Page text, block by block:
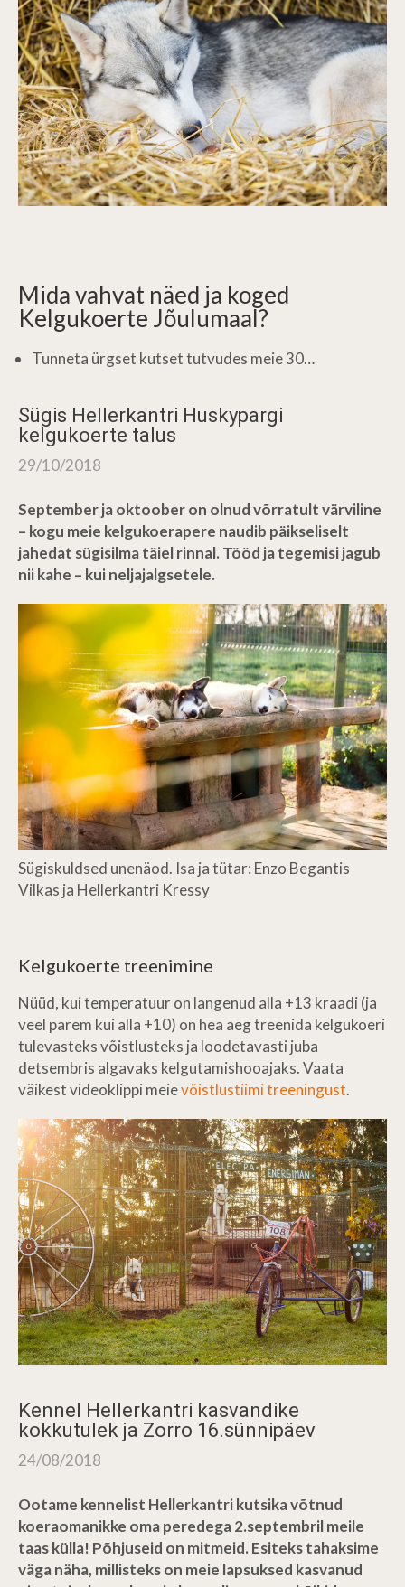
Mida vahvat näed ja koged
Kelgukoerte Jõulumaal?
Tunneta ürgset kutset tutvudes meie 30…
Sügis Hellerkantri Huskypargi
kelgukoerte talus
29/10/2018
September ja oktoober on olnud võrratult värviline
– kogu meie kelgukoerapere naudib päikseliselt
jahedat sügisilma täiel rinnal. Tööd ja tegemisi jagub
nii kahe – kui neljajalgsetele.
Sügiskuldsed unenäod. Isa ja tütar: Enzo Begantis
Vilkas ja Hellerkantri Kressy
Kelgukoerte treenimine
Nüüd, kui temperatuur on langenud alla +13 kraadi (ja
veel parem kui alla +10) on hea aeg treenida kelgukoeri
tulevasteks võistlusteks ja loodetavasti juba
detsembris algavaks kelgutamishooajaks. Vaata
väikest videoklippi meievõistlustiimi treeningust.
Kennel Hellerkantri kasvandike
kokkutulek ja Zorro 16.sünnipäev
24/08/2018
Ootame kennelist Hellerkantri kutsika võtnud
koeraomanikke oma peredega 2.septembril meile
taas külla! Põhjuseid on mitmeid. Esiteks tahaksime
väga näha, millisteks on meie lapsuksed kasvanud